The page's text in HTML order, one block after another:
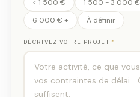
< 1 500 € 1 500 - 3 000 €
6 000 € +
À définir
DÉCRIVEZ VOTRE PROJET *